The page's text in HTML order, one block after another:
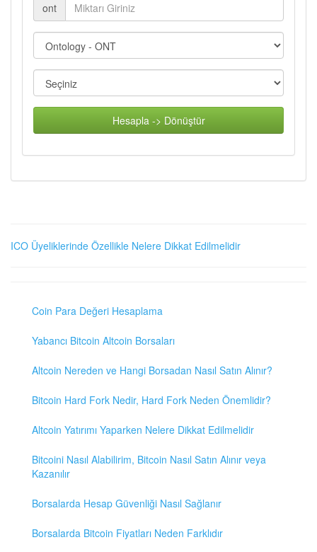
ont
Hesapla -> Dönüştür
ICO Üyeliklerinde Özellikle Nelere Dikkat Edilmelidir
Coin Para Değeri Hesaplama
Yabancı Bitcoin Altcoin Borsaları
Altcoin Nereden ve Hangi Borsadan Nasıl Satın Alınır?
Bitcoin Hard Fork Nedir, Hard Fork Neden Önemlidir?
Altcoin Yatırımı Yaparken Nelere Dikkat Edilmelidir
Bitcoini Nasıl Alabilirim, Bitcoin Nasıl Satın Alınır veya
Kazanılır
Borsalarda Hesap Güvenliği Nasıl Sağlanır
Borsalarda Bitcoin Fiyatları Neden Farklıdır